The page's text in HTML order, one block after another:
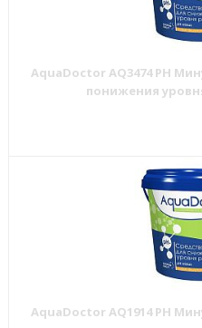
AquaDoctor AQ3474 PH
понижения
AquaDoctor AQ1914 PH